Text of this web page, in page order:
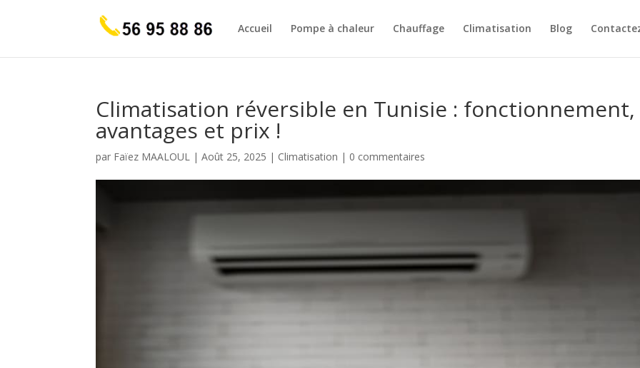
Accueil Pompe à chaleur Chauffage Climatisation Blog
Climatisation réversible en Tunisie : fonctionnement,
avantages et prix !
par Faïez MAALOUL |Août 25, 2025 | Climatisation | 0 commentaires